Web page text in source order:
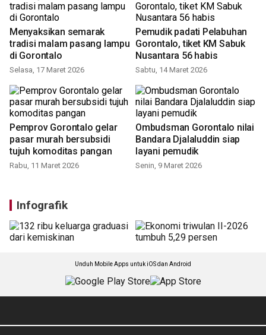
Menyaksikan semarak
tradisi malam pasang lampu
di Gorontalo
Selasa, 17 Maret 2026
Pemudik padati Pelabuhan
Gorontalo, tiket KM Sabuk
Nusantara 56 habis
Sabtu, 14 Maret 2026
Pemprov Gorontalo gelar
pasar murah bersubsidi
tujuh komoditas pangan
Rabu, 11 Maret 2026
Ombudsman Gorontalo nilai
Bandara Djalaluddin siap
layani pemudik
Senin, 9 Maret 2026
Infografik
Unduh Mobile Apps untuk iOS dan Android